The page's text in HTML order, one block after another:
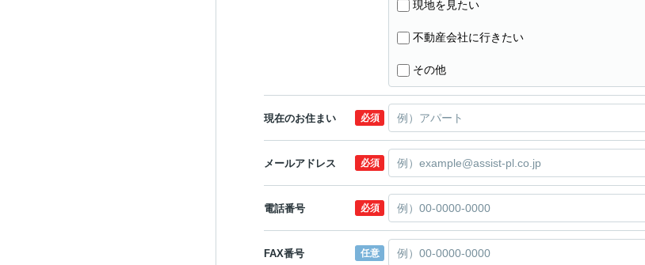
現地を見たい
不動産会社に行きたい
その他
現在のお住まい 必須
メールアドレス 必須
電話番号 必須
FAX番号 任意